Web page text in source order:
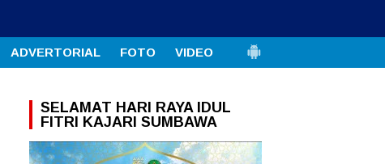
ADVERTORIAL FOTO VIDEO
SELAMAT HARI RAYA IDUL
FITRI KAJARI SUMBAWA